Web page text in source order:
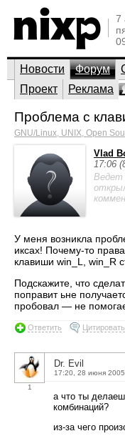
7
Новости Форум
Проект
Реклама
Проблема с
GNU/Linux, UNIX, Open
Vlad
17:06
Ведет
У меня возникла
иксах! Почему-то
клавиши win_L, win_R
Подскажите, что
поправит ьне
пробовал — не
Ответить Цитировать
1
Dr. Evil
17:20, 28 июня 2005
а что ты
комбинаций?
из-за чего